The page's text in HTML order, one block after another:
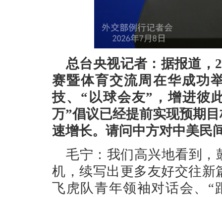
总台央视记者：据报道，
赛暨体育交流周在华成功
技、“以球会友”，增进彼
万”倡议已经提前实现预期
速增长。请问中方对中美民
毛宁：我们高兴地看到，
机，续写出更多友好交往
飞虎队青年领袖对话会、“